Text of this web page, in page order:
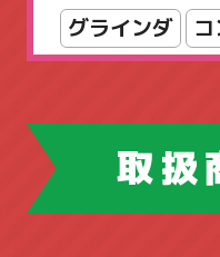
フォールディ
フリーアドレ
マネージメン
グラインダ
ツールボックス
取扱